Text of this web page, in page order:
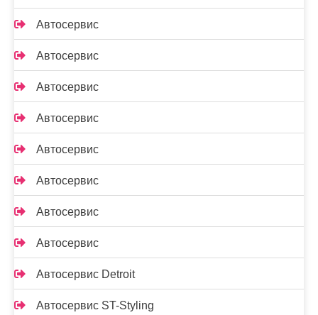
Автосервис
Автосервис
Автосервис
Автосервис
Автосервис
Автосервис
Автосервис
Автосервис
Автосервис Detroit
Автосервис ST-Styling